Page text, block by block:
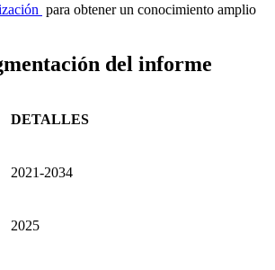
para obtener un conocimiento amplio
del informe
DETALLES
2021-2034
2025